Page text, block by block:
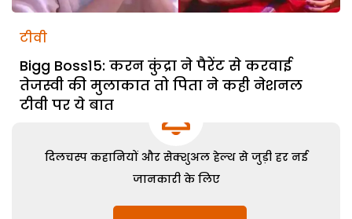
टीवी
Bigg Boss15: करन कुंद्रा ने पैरेंट से करवाई
तेजस्वी की मुलाकात तो पिता ने कही नेशनल
टीवी पर ये बात
दिलचस्प कहानियों और सेक्शुअल हेल्थ से जुड़ी हर नई
जानकारी के लिए